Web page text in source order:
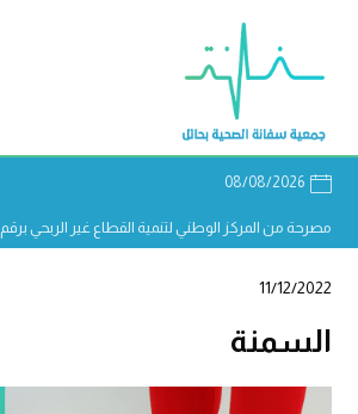
08/08/2026
مصرحة من المركز الوطني لتنمية القطاع غير الربحي برقم 598
11/12/2022
السمنة